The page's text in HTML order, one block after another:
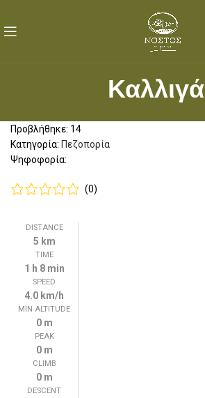
Καλλιγά
Προβλήθηκε: 14
Κατηγορία: Πεζοπορία
Ψηφοφορία:
(0)
DISTANCE
5 km
TIME
1 h 8 min
SPEED
4.0 km/h
MIN ALTITUDE
0 m
PEAK
0 m
CLIMB
0 m
DESCENT